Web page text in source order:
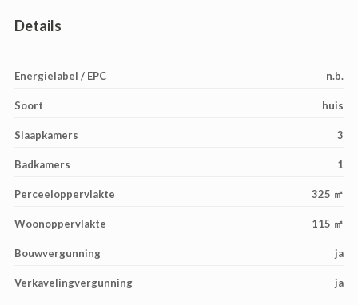
Details
Energielabel / EPC n.b.
Soort huis
Slaapkamers 3
Badkamers 1
Perceeloppervlakte 325 ㎡
Woonoppervlakte 115 ㎡
Bouwvergunning ja
Verkavelingvergunning ja